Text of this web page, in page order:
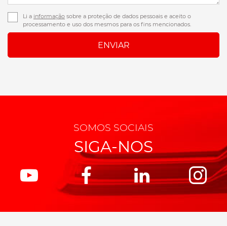
Li a informação sobre a proteção de dados pessoais e aceito o
processamento e uso dos mesmos para os fins mencionados.
SOMOS SOCIAIS
SIGA-NOS